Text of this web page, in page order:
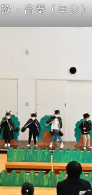
歌・合奏（年少）